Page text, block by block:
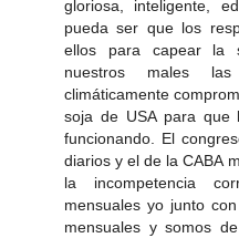
gloriosa, inteligente,
pueda ser que los
ellos para capear la
nuestros males
climáticamente
soja de USA para que
funcionando. El
diarios y el de la CABA
la incompetencia
mensuales yo junto
mensuales y somos